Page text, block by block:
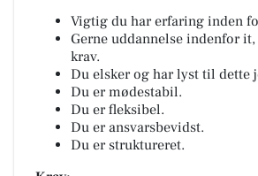
Vigtig du har erfaring inden
Gerne uddannelse indenfor
krav.
Du elsker og har lyst til dette
Du er mødestabil.
Du er fleksibel.
Du er ansvarsbevidst.
Du er struktureret.